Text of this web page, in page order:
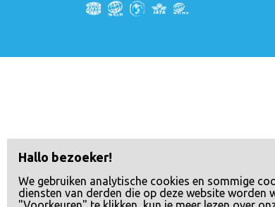
Hallo bezoeker!
We gebruiken analytische cookies en sommige
diensten van derden die op deze website worden